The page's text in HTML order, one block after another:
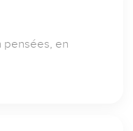
pensées, en